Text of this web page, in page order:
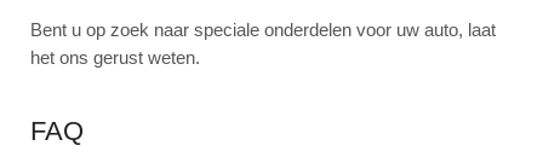
Bent u op zoek naar speciale onderdelen voor uw auto, laat
het ons gerust weten.
FAQ